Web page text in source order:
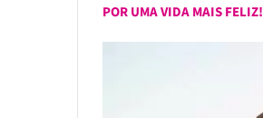
POR UMA VIDA MAIS FELIZ!